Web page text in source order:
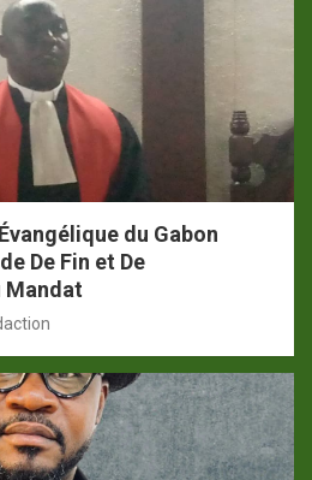
du Gabon
De Fin et De
Mandat